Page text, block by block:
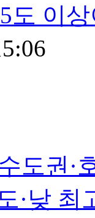
도 이
도권·
·낮